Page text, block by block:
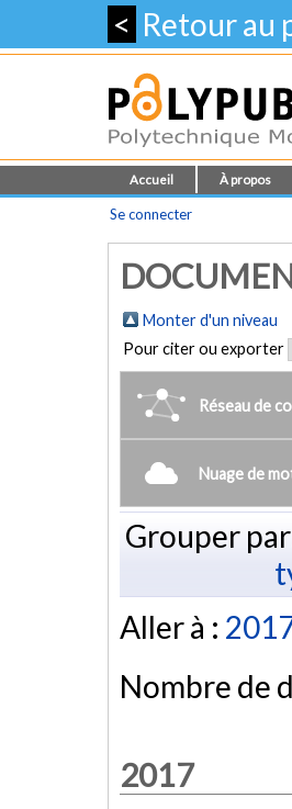
< Retour au
Accueil À propos
Se connecter
Monter d'un niveau
Pour citer ou exporter
Réseau de
Nuage de
Grouper
Aller à :
Nombre de
2017